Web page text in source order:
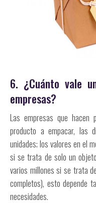
6. ¿Cuánto vale
empresas?
Las empresas que
producto a empacar, las
unidades; los valores en el
si se trata de solo un
varios millones si se trata
completos), esto depende
necesidades.